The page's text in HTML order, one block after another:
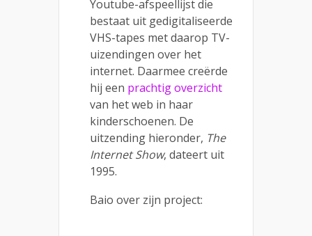
Youtube-afspeellijst die
bestaat uit gedigitaliseerde
VHS-tapes met daarop TV-
uizendingen over het
internet. Daarmee creërde
hij een prachtig overzicht
van het web in haar
kinderschoenen. De
uitzending hieronder, The
Internet Show, dateert uit
1995.
Baio over zijn project: